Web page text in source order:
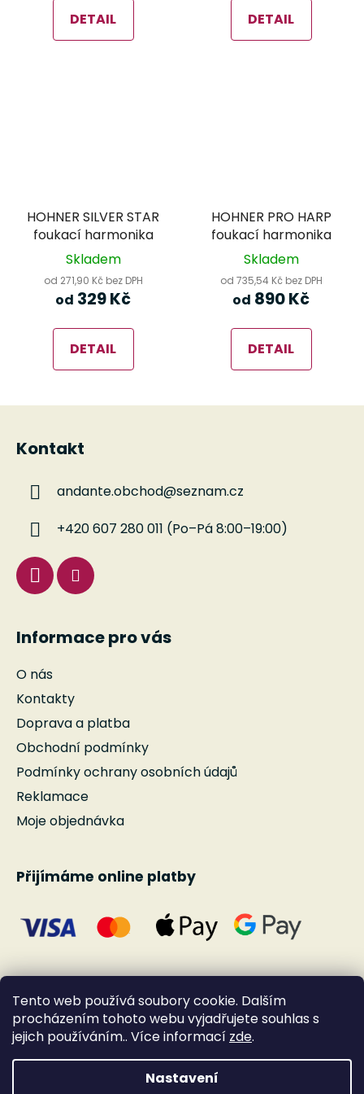
Tento web používá soubory cookie. Dalším
procházením tohoto webu vyjadřujete souhlas s
jejich používáním.. Více informací zde.
Nastavení
DETAIL DETAIL
HOHNER SILVER STAR
foukací harmonika
Skladem
od 271,90 Kč bez DPH
od 329 Kč
DETAIL
HOHNER PRO HARP
foukací harmonika
Skladem
od 735,54 Kč bez DPH
od 890 Kč
DETAIL
Z
Kontakt
andante.obchod@seznam.cz
+420 607 280 011 (Po–Pá 8:00–19:00)
Informace pro vás
O nás
Kontakty
Doprava a platba
Obchodní podmínky
Podmínky ochrany osobních údajů
Reklamace
Moje objednávka
Přijímáme online platby